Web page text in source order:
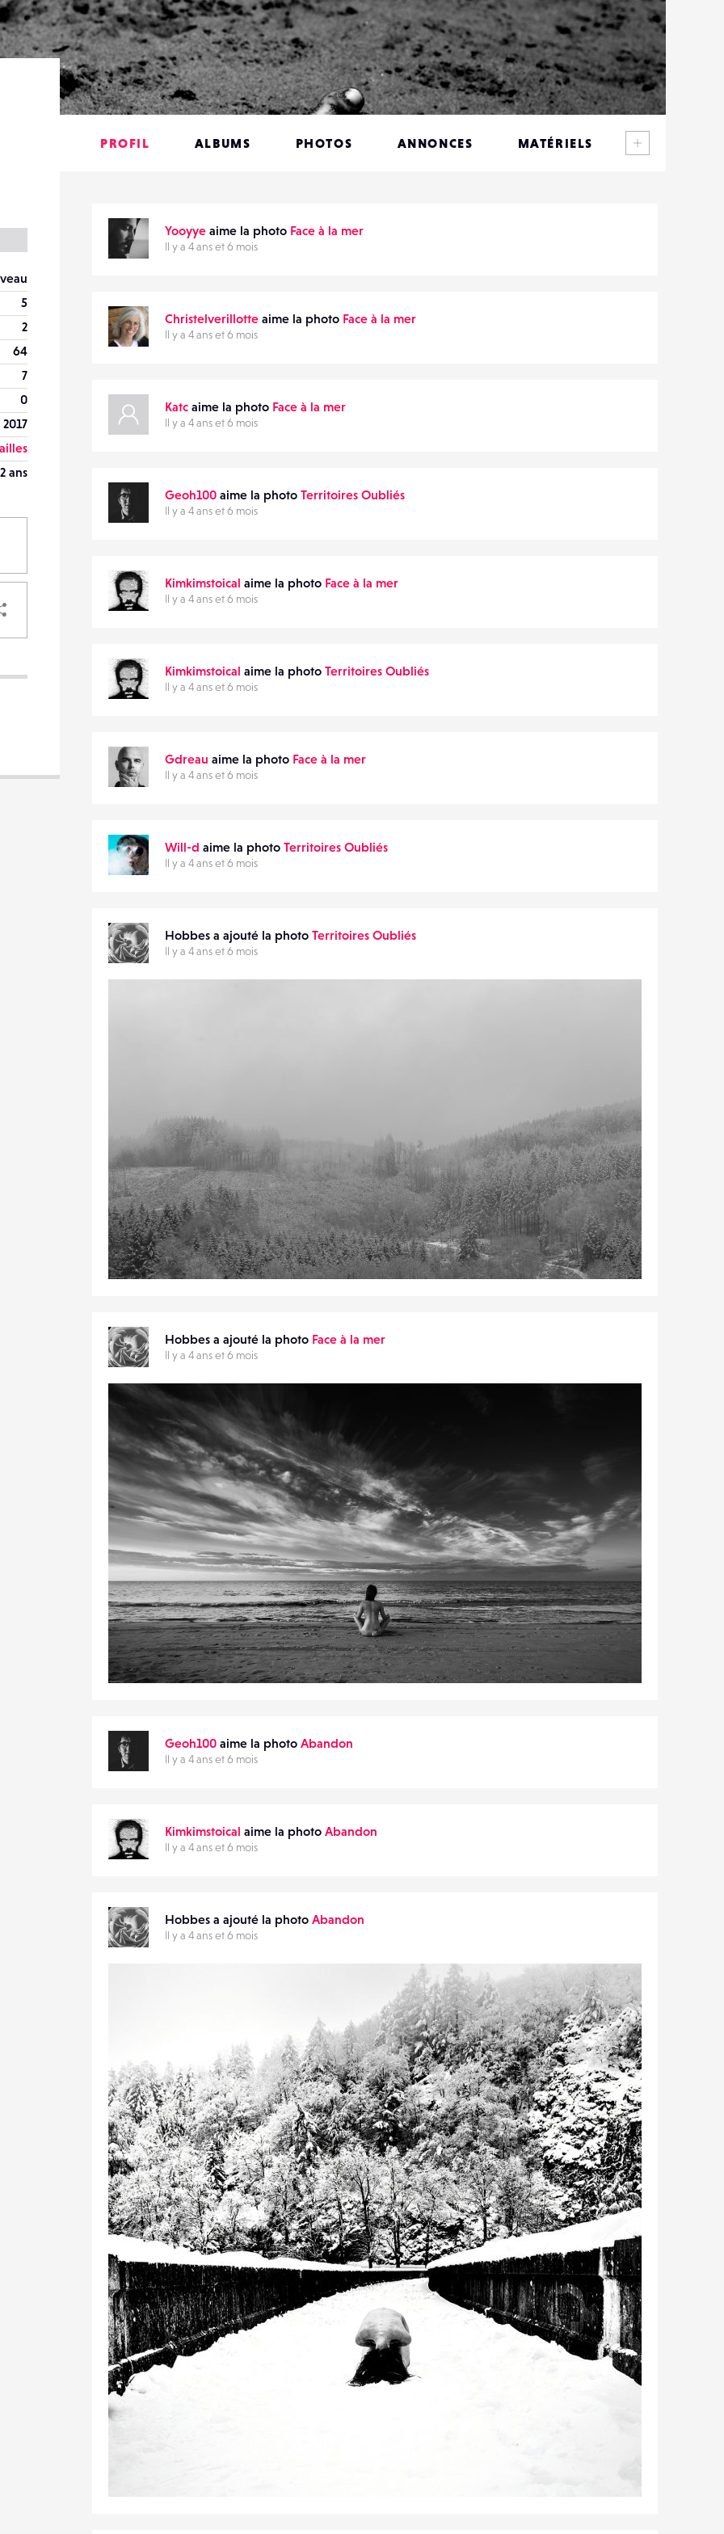
5
2
64
7
0
ans
EMAIL
PROFIL ALBUMS PHOTOS ANNONCES MATÉRIELS
Yooyye aime la photo Face à la mer
Il y a 4 ans et 6 mois
Christelverillotte aime la photo Face à la mer
Il y a 4 ans et 6 mois
Katc aime la photo Face à la mer
Il y a 4 ans et 6 mois
Geoh100 aime la photo Territoires Oubliés
Il y a 4 ans et 6 mois
Kimkimstoical aime la photo Face à la mer
Il y a 4 ans et 6 mois
Kimkimstoical aime la photo Territoires Oubliés
Il y a 4 ans et 6 mois
Gdreau aime la photo Face à la mer
Il y a 4 ans et 6 mois
Will-d aime la photo Territoires Oubliés
Il y a 4 ans et 6 mois
Hobbes a ajouté la photo Territoires Oubliés
Il y a 4 ans et 6 mois
3
18
Hobbes a ajouté la photo Face à la mer
Il y a 4 ans et 6 mois
5
33
Geoh100 aime la photo Abandon
Il y a 4 ans et 6 mois
Kimkimstoical aime la photo Abandon
Il y a 4 ans et 6 mois
Hobbes a ajouté la photo Abandon
Il y a 4 ans et 6 mois